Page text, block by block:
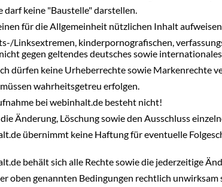
darf keine "Baustelle" darstellen.
für die Allgemeinheit nützlichen Inhalt
Linksextremen, kinderpornografischen,
gegen geltendes deutsches sowie
dürfen keine Urheberrechte sowie Markenrechte
wahrheitsgetreu erfolgen.
bei webinhalt.de besteht nicht!
Änderung, Löschung sowie den Ausschluss
übernimmt keine Haftung für eventuelle
behält sich alle Rechte sowie die jederzeitige
oben genannten Bedingungen rechtlich